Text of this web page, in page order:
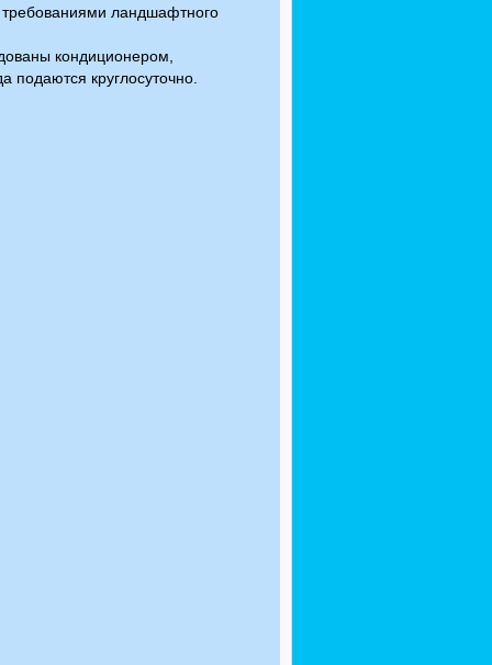
ландшафтного
кондиционером,
круглосуточно.